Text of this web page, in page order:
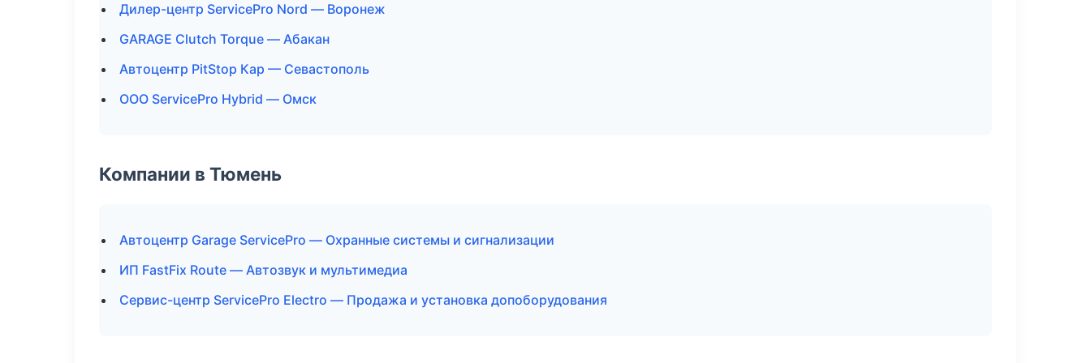
Дилер-центр ServicePro Nord — Воронеж
GARAGE Clutch Torque — Абакан
Автоцентр PitStop Кар — Севастополь
ООО ServicePro Hybrid — Омск
Компании в Тюмень
Автоцентр Garage ServicePro — Охранные системы и сигнализации
ИП FastFix Route — Автозвук и мультимедиа
Сервис-центр ServicePro Electro — Продажа и установка допоборудования